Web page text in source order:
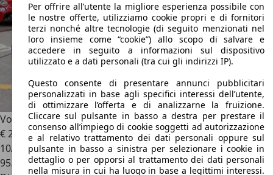
Volkswagen Passat2.0 TDI 190 CV DSG Executive BMT
€ 22.500
10/2020
95.776 km
Per offrire all’utente la migliore esperienza possibile con
le nostre offerte, utilizziamo cookie propri e di fornitori
terzi nonché altre tecnologie (di seguito menzionati nel
loro insieme come “cookie”) allo scopo di salvare e
accedere in seguito a informazioni sul dispositivo
utilizzato e a dati personali (tra cui gli indirizzi IP).
Questo consente di presentare annunci pubblicitari
personalizzati in base agli specifici interessi dell’utente,
di ottimizzare l’offerta e di analizzarne la fruizione.
Cliccare sul pulsante in basso a destra per prestare il
consenso all’impiego di cookie soggetti ad autorizzazione
e al relativo trattamento dei dati personali oppure sul
pulsante in basso a sinistra per selezionare i cookie in
dettaglio o per opporsi al trattamento dei dati personali
nella misura in cui ha luogo in base a legittimi interessi.